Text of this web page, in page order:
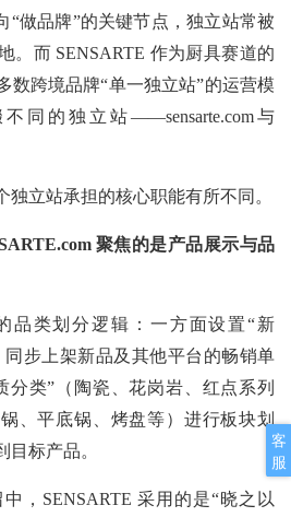
客
服
“做品牌”的关键节点，独立站常被
。而 SENSARTE 作为厨具赛道的
数跨境品牌“单一独立站”的运营模
同的独立站——sensarte.com与
独立站承担的核心职能有所不同。
聚焦的是产品展示与品
品类划分逻辑：一方面设置“新
同步上架新品及其他平台的畅销单
分类”（陶瓷、花岗岩、红点系列
、平底锅、烤盘等）进行板块划
标产品。
，SENSARTE 采用的是“晓之以